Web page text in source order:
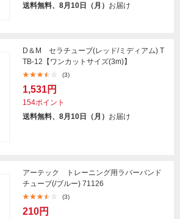
送料無料、8月10日（月） お届け
D＆M セラチューブ(レッド/ミディアム) T
TB-12【ワンカットサイズ(3m)】
(3)
1,531円
154ポイント
送料無料、8月10日（月） お届け
アーテック トレーニング用ラバーバンド
チューブ(/ブルー) 71126
(3)
210円